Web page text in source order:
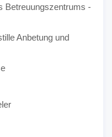
Betreuungszentrums -
Anbetung und